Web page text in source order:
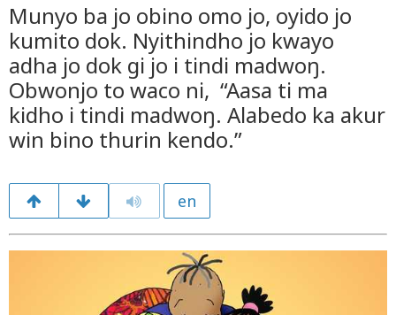
Munyo ba jo obino omo jo, oyido jo
kumito dok. Nyithindho jo kwayo
adha jo dok gi jo i tindi madwoŋ.
Obwonjo to waco ni, “Aasa ti ma
kidho i tindi madwoŋ. Alabedo ka akur
win bino thurin kendo.”
en